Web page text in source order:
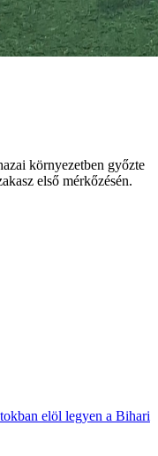
környezetben győzte
első mérkőzésén.
elöl legyen a Bihari